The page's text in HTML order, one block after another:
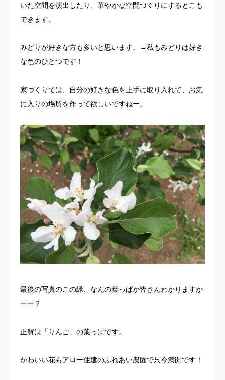
いた空間を演出したり、華やかな空間づくりにするとこも
できます。
みどりが好きな方も多いと思います。←私もみどりは好き
な色のひとつです！
家づくりでは、自分の好きな色を上手に取り入れて、お気
に入りの場所を作って欲しいですねー。
最後の写真のこの緑、なんの葉っぱか皆さんわかりますか
ーー？
正解は「りんご」の葉っぱです。
かわいい花もアロー住建のふれあい農園で只今満開です！